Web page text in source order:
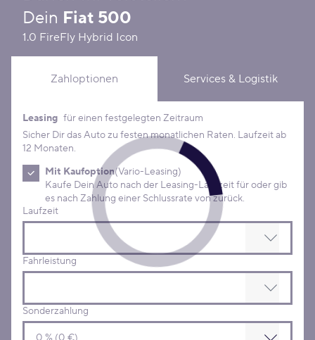
Dein Fiat 500
1.0 FireFly Hybrid Icon
Zahloptionen Services & Logistik
Leasing Konditionen
Leasing für einen festgelegten Zeitraum
Sicher Dir das Auto zu festen monatlichen Raten. Laufzeit ab
12 Monaten.
Mit Kaufoption(Vario-Leasing)
Kaufe Dein Auto nach der Leasing-Laufzeit für oder gib
es nach Zahlung einer Schlussrate von zurück.
Laufzeit
Fahrleistung
Sonderzahlung